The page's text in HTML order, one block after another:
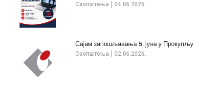
Саопштења 04.06.2026.
Саопштења 02.06.2026.
Сајам запошљавања 5. јуна у Прокупљу